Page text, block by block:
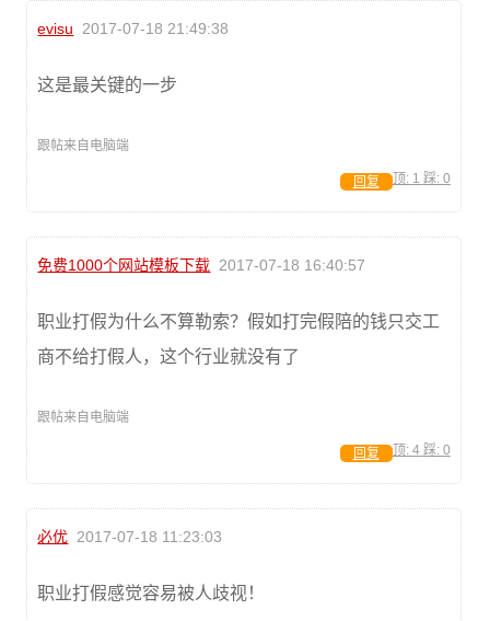
evisu 2017-07-18 21:49:38
这是最关键的一步
跟帖来自电脑端
顶: 1 踩: 0
回复
免费1000个网站模板下载 2017-07-18 16:40:57
职业打假为什么不算勒索？假如打完假陪的钱只交工
商不给打假人，这个行业就没有了
跟帖来自电脑端
顶: 4 踩: 0
回复
必优 2017-07-18 11:23:03
职业打假感觉容易被人歧视！